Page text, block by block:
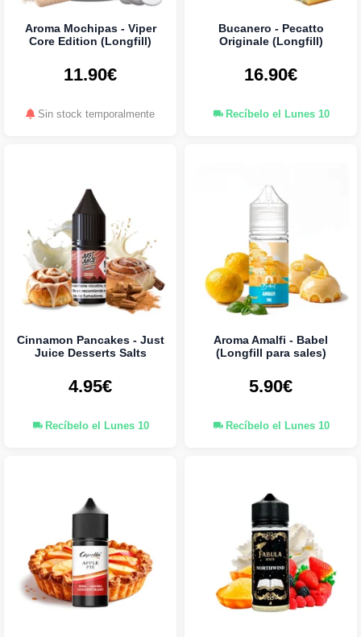
Aroma Mochipas - Viper
Core Edition (Longfill)
11.90€
Sin stock temporalmente
Bucanero - Pecatto
Originale (Longfill)
16.90€
Recíbelo el Lunes 10
Cinnamon Pancakes - Just
Juice Desserts Salts
4.95€
Recíbelo el Lunes 10
Aroma Amalfi - Babel
(Longfill para sales)
5.90€
Recíbelo el Lunes 10